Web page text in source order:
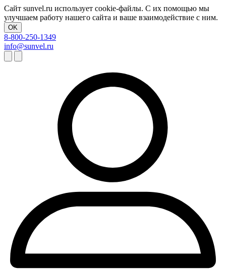
Сайт sunvel.ru использует cookie-файлы. С их помощью мы
улучшаем работу нашего сайта и ваше взаимодействие с ним.
OK
8-800-250-1349
info@sunvel.ru